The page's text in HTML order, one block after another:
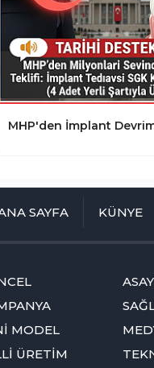
SAYFA KÜNYE
MODEL
ÜRETİM